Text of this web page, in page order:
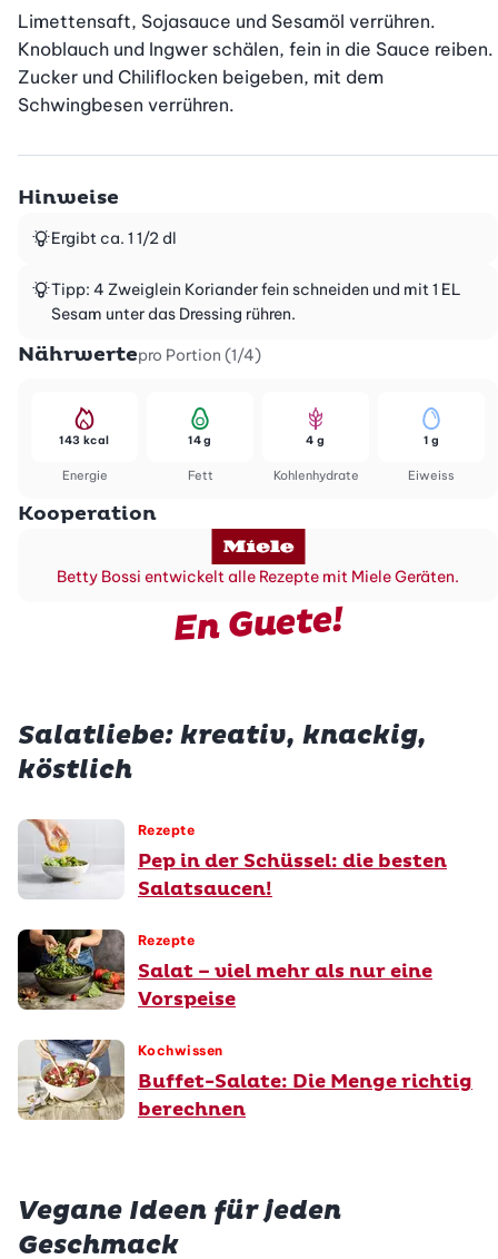
Limettensaft, Sojasauce und Sesamöl verrühren.
Knoblauch und Ingwer schälen, fein in die Sauce reiben.
Zucker und Chiliflocken beigeben, mit dem
Schwingbesen verrühren.
Hinweise
Ergibt ca. 1 1/2 dl
Tipp: 4 Zweiglein Koriander fein schneiden und mit 1 EL
Sesam unter das Dressing rühren.
Nährwertepro Portion (1/4)
Energie
143 kcal
Fett
14 g
Kohlenhydrate
4 g
Eiweiss
1 g
Kooperation
Betty Bossi entwickelt alle Rezepte mit Miele Geräten.
En Guete!
Salatliebe: kreativ, knackig,
köstlich
Rezepte
Pep in der Schüssel: die besten
Salatsaucen!
Rezepte
Salat – viel mehr als nur eine
Vorspeise
Kochwissen
Buffet-Salate: Die Menge richtig
berechnen
Vegane Ideen für jeden
Geschmack